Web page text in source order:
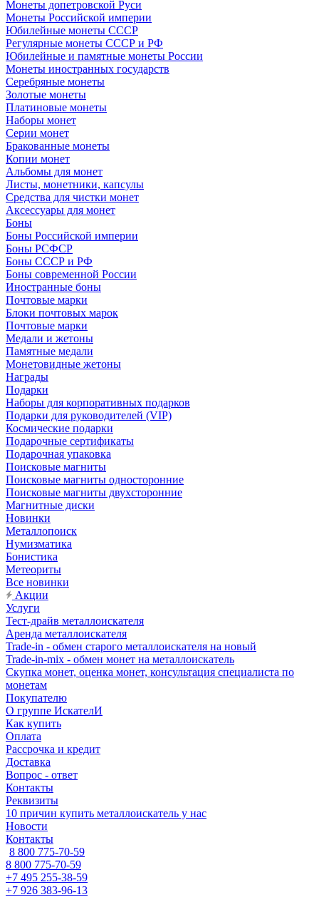
Монеты допетровской Руси
Монеты Российской империи
Юбилейные монеты СССР
Регулярные монеты СССР и РФ
Юбилейные и памятные монеты России
Монеты иностранных государств
Серебряные монеты
Золотые монеты
Платиновые монеты
Наборы монет
Серии монет
Бракованные монеты
Копии монет
Альбомы для монет
Листы, монетники, капсулы
Средства для чистки монет
Аксессуары для монет
Боны
Боны Российской империи
Боны РСФСР
Боны СССР и РФ
Боны современной России
Иностранные боны
Почтовые марки
Блоки почтовых марок
Почтовые марки
Медали и жетоны
Памятные медали
Монетовидные жетоны
Награды
Подарки
Наборы для корпоративных подарков
Подарки для руководителей (VIP)
Космические подарки
Подарочные сертификаты
Подарочная упаковка
Поисковые магниты
Поисковые магниты односторонние
Поисковые магниты двухсторонние
Магнитные диски
Новинки
Металлопоиск
Нумизматика
Бонистика
Метеориты
Все новинки
Акции
Услуги
Тест-драйв металлоискателя
Аренда металлоискателя
Trade-in - обмен старого металлоискателя на новый
Trade-in-mix - обмен монет на металлоискатель
Скупка монет, оценка монет, консультация специалиста по
монетам
Покупателю
О группе ИскателИ
Как купить
Оплата
Рассрочка и кредит
Доставка
Вопрос - ответ
Контакты
Реквизиты
10 причин купить металлоискатель у нас
Новости
Контакты
8 800 775-70-59
8 800 775-70-59
+7 495 255-38-59
+7 926 383-96-13